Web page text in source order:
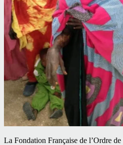
La Fondation Française de l’Ordre